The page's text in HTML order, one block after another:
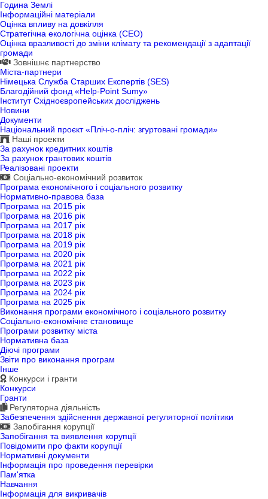
Година Землі
Інформаційні матеріали
Оцінка впливу на довкілля
Стратегічна екологічна оцінка (СЕО)
Оцінка вразливості до зміни клімату та рекомендації з адаптації
громади
Зовнішнє партнерство
Міста-партнери
Німецька Служба Старших Експертів (SES)
Благодійний фонд «Help-Point Sumy»
Інститут Східноєвропейських досліджень
Новини
Документи
Національний проєкт «Пліч-о-пліч: згуртовані громади»
Наші проекти
За рахунок кредитних коштів
За рахунок грантових коштів
Реалізовані проекти
Соціально-економічний розвиток
Програма економічного і соціального розвитку
Нормативно-правова база
Програма на 2015 рік
Програма на 2016 рік
Програма на 2017 рік
Програма на 2018 рік
Програма на 2019 рік
Програма на 2020 рік
Програма на 2021 рік
Програма на 2022 рік
Програма на 2023 рік
Програма на 2024 рік
Програма на 2025 рік
Виконання програми економічного і соціального розвитку
Соціально-економічне становище
Програми розвитку міста
Нормативна база
Діючі програми
Звіти про виконання програм
Інше
Конкурси і гранти
Конкурси
Гранти
Регуляторна діяльність
Забезпечення здійснення державної регуляторної політики
Запобігання корупції
Запобігання та виявлення корупції
Повідомити про факти корупції
Нормативні документи
Інформація про проведення перевірки
Пам'ятка
Навчання
Інформація для викривачів